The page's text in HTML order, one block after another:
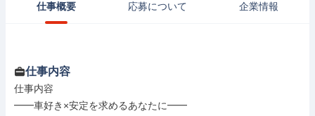
仕事概要 応募について 企業情報
仕事内容
仕事内容
━━車好き×安定を求めるあなたに━━